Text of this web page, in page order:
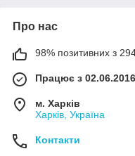
Про нас
98% позитивних з 294
Працює з 02.06.2016
м. Харків
Харків, Україна
Контакти